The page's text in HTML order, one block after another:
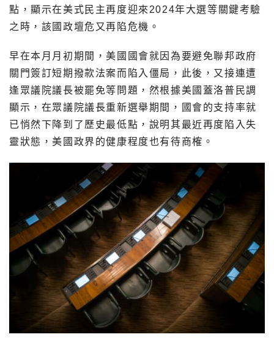
點，顯示在美式民主再度迎來2024年大選等關鍵考驗
之時，該國政壇危又再陷危機。
早在本月月初期間，美國國會就因為要避免聯邦政府
關門簽訂短期撥款法案而陷入僵局，此後，又接連遭
逢眾議院議長被罷免等問題，然根據美國蓋洛普民調
顯示，在眾議院議長重新選舉期間，國會的支持率就
已悄然下降到了歷史最低點，說明其最近再度陷入失
靈狀態，美國政界的健康程度也有待商榷。